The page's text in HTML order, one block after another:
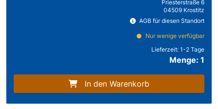
Priesterstraße 6
04509 Krostitz
AGB für diesen Standort
Nur wenige verfügbar
Lieferzeit: 1-2 Tage
Menge: 1
In den Warenkorb